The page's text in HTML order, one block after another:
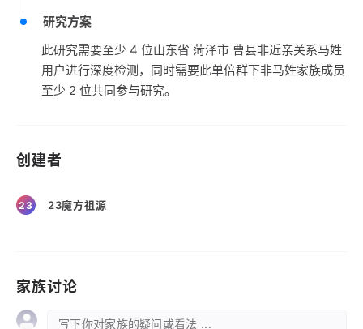
研究方案
此研究需要至少 4 位山东省 菏泽市 曹县非近亲关系马姓
用户进行深度检测，同时需要此单倍群下非马姓家族成员
至少 2 位共同参与研究。
创建者
23 23魔方祖源
家族讨论
写下你对家族的疑问或看法 ...